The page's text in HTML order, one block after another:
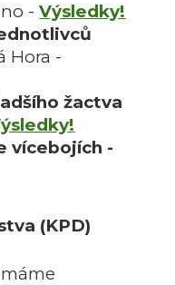
-Výsledky!
Hora -
žactva
vícebojích -
(KPD)